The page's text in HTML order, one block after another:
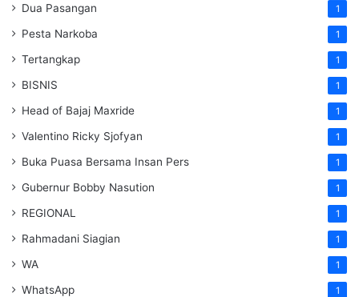
Dua Pasangan 1
Pesta Narkoba 1
Tertangkap 1
BISNIS 1
Head of Bajaj Maxride 1
Valentino Ricky Sjofyan 1
Buka Puasa Bersama Insan Pers 1
Gubernur Bobby Nasution 1
REGIONAL 1
Rahmadani Siagian 1
WA 1
WhatsApp 1